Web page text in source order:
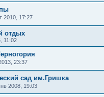
2010, 17:27
отдых
11:02
23:37
сад им.Гришка
2008, 19:03